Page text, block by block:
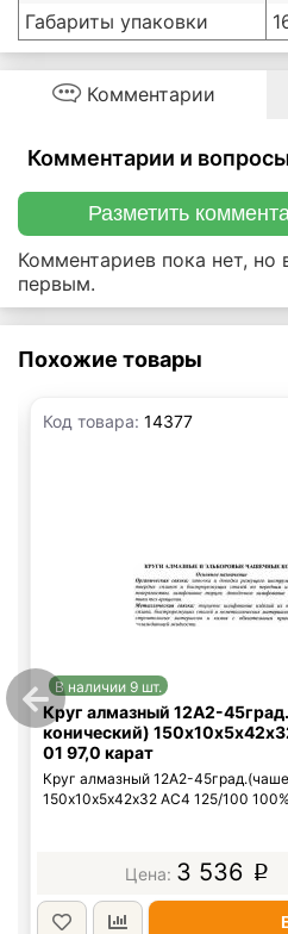
Габариты упаковки
Комментарии
Комментарии и
Разметить
Комментариев пока нет,
первым.
Похожие товары
Код товара: 14377
В наличии 9 шт.
Круг алмазный 12А2-
конический)
01 97,0 карат
Круг алмазный 12А2-
150х10х5х42х32 АС4 125/100
3 536 p